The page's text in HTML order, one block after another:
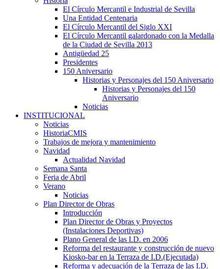
El Círculo Mercantil e Industrial de Sevilla
Una Entidad Centenaria
El Círculo Mercantil del Siglo XXI
El Círculo Mercantil galardonado con la Medalla
de la Ciudad de Sevilla 2013
Antigüedad 25
Presidentes
150 Aniversario
Historias y Personajes del 150 Aniversario
Historias y Personajes del 150
Aniversario
Noticias
INSTITUCIONAL
Noticias
HistoriaCMIS
Trabajos de mejora y mantenimiento
Navidad
Actualidad Navidad
Semana Santa
Feria de Abril
Verano
Noticias
Plan Director de Obras
Introducción
Plan Director de Obras y Proyectos
(Instalaciones Deportivas)
Plano General de las I.D. en 2006
Reforma del restaurante y construcción de nuevo
Kiosko-bar en la Terraza de I.D.(Ejecutada)
Reforma y adecuación de la Terraza de las I.D.